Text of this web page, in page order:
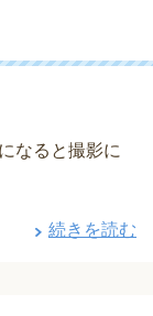
なると撮影に
続きを読む